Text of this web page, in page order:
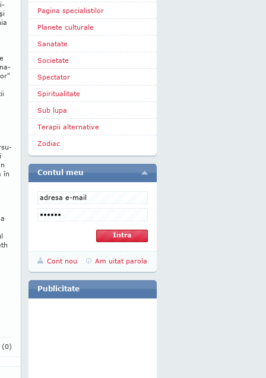
na­
în
(0)
Pagina specialistilor
Planete culturale
Sanatate
Societate
Spectator
Spiritualitate
Sub lupa
Terapii alternative
Zodiac
Contul meu
Cont nou Am uitat parola
Publicitate